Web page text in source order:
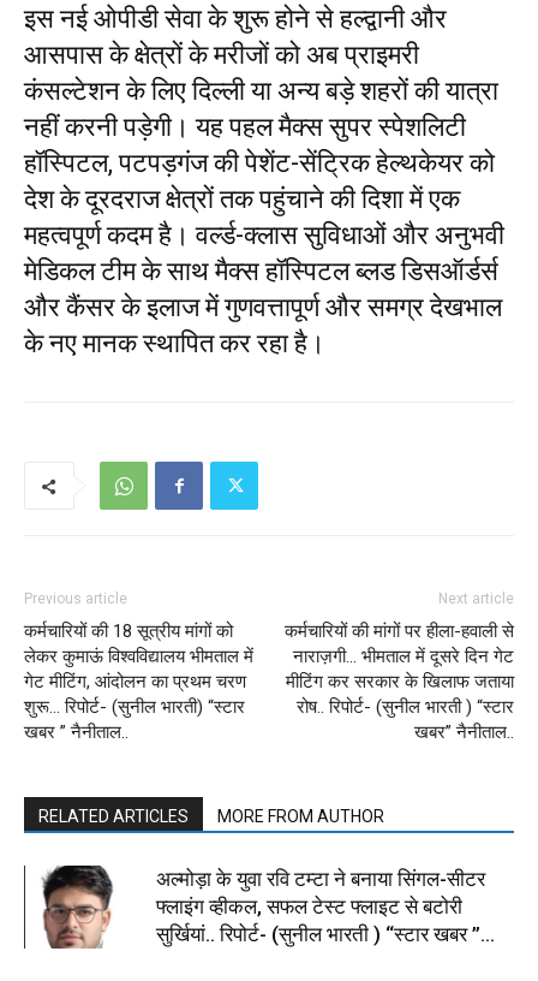
इस नई ओपीडी सेवा के शुरू होने से हल्द्वानी और
आसपास के क्षेत्रों के मरीजों को अब प्राइमरी
कंसल्टेशन के लिए दिल्ली या अन्य बड़े शहरों की यात्रा
नहीं करनी पड़ेगी। यह पहल मैक्स सुपर स्पेशलिटी
हॉस्पिटल, पटपड़गंज की पेशेंट-सेंट्रिक हेल्थकेयर को
देश के दूरदराज क्षेत्रों तक पहुंचाने की दिशा में एक
महत्वपूर्ण कदम है। वर्ल्ड-क्लास सुविधाओं और अनुभवी
मेडिकल टीम के साथ मैक्स हॉस्पिटल ब्लड डिसऑर्डर्स
और कैंसर के इलाज में गुणवत्तापूर्ण और समग्र देखभाल
के नए मानक स्थापित कर रहा है।
Previous article
कर्मचारियों की 18 सूत्रीय मांगों को
लेकर कुमाऊं विश्वविद्यालय भीमताल में
गेट मीटिंग, आंदोलन का प्रथम चरण
शुरू… रिपोर्ट- (सुनील भारती) “स्टार
खबर ” नैनीताल..
Next article
कर्मचारियों की मांगों पर हीला-हवाली से
नाराज़गी… भीमताल में दूसरे दिन गेट
मीटिंग कर सरकार के खिलाफ जताया
रोष.. रिपोर्ट- (सुनील भारती ) “स्टार
खबर” नैनीताल..
RELATED ARTICLES MORE FROM AUTHOR
अल्मोड़ा के युवा रवि टम्टा ने बनाया सिंगल-सीटर
फ्लाइंग व्हीकल, सफल टेस्ट फ्लाइट से बटोरी
सुर्खियां.. रिपोर्ट- (सुनील भारती ) “स्टार खबर ”...